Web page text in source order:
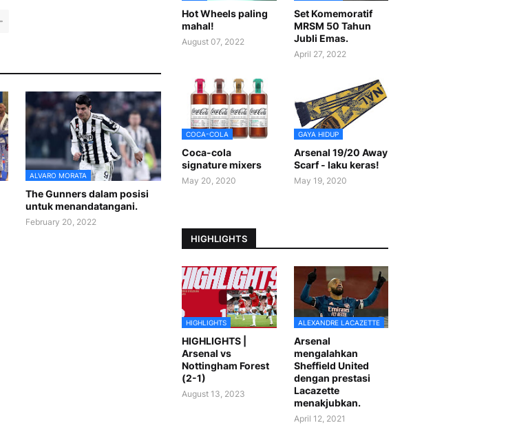
ALVARO MORATA
The Gunners dalam posisi
untuk menandatangani.
February 20, 2022
Hot Wheels paling
mahal!
August 07, 2022
Set Komemoratif
MRSM 50 Tahun
Jubli Emas.
April 27, 2022
COCA-COLA
Coca-cola
signature mixers
May 20, 2020
GAYA HIDUP
Arsenal 19/20 Away
Scarf - laku keras!
May 19, 2020
HIGHLIGHTS
HIGHLIGHTS
HIGHLIGHTS |
Arsenal vs
Nottingham Forest
(2-1)
August 13, 2023
ALEXANDRE LACAZETTE
Arsenal
mengalahkan
Sheffield United
dengan prestasi
Lacazette
menakjubkan.
April 12, 2021